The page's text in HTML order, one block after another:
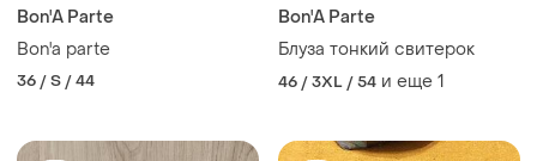
Bon'A Parte
Bon'a parte
36 / S / 44
Bon'A Parte
Блуза тонкий свитерок
46 / 3XL / 54 и еще 1